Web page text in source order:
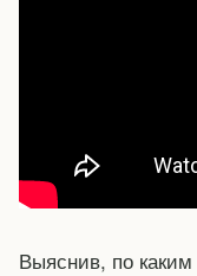
Выяснив, по